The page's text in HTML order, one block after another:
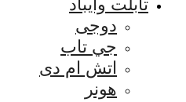
تابلت وايباد
دوجى
جي تاب
اتش ام دى
هونر